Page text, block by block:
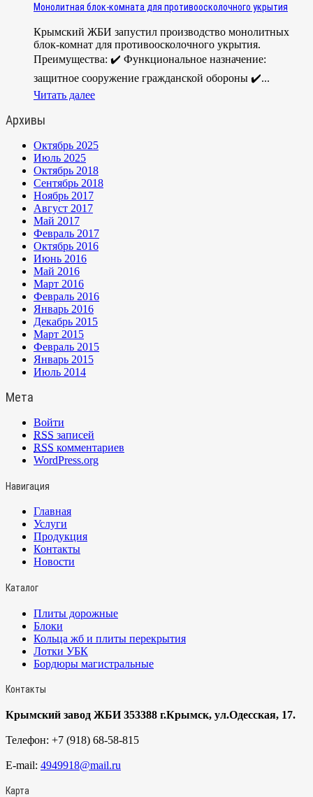
Монолитная блок-комната для противоосколочного укрытия
Крымский ЖБИ запустил производство монолитных
блок-комнат для противоосколочного укрытия.
Преимущества: ✔️ Функциональное назначение:
защитное сооружение гражданской обороны ✔️...
Читать далее
Архивы
Октябрь 2025
Июль 2025
Октябрь 2018
Сентябрь 2018
Ноябрь 2017
Август 2017
Май 2017
Февраль 2017
Октябрь 2016
Июнь 2016
Май 2016
Март 2016
Февраль 2016
Январь 2016
Декабрь 2015
Март 2015
Февраль 2015
Январь 2015
Июль 2014
Мета
Войти
RSS записей
RSS комментариев
WordPress.org
Навигация
Главная
Услуги
Продукция
Контакты
Новости
Каталог
Плиты дорожные
Блоки
Кольца жб и плиты перекрытия
Лотки УБК
Бордюры магистральные
Контакты
Крымский завод ЖБИ 353388 г.Крымск, ул.Одесская, 17.
Телефон: +7 (918) 68-58-815
E-mail: 4949918@mail.ru
Карта